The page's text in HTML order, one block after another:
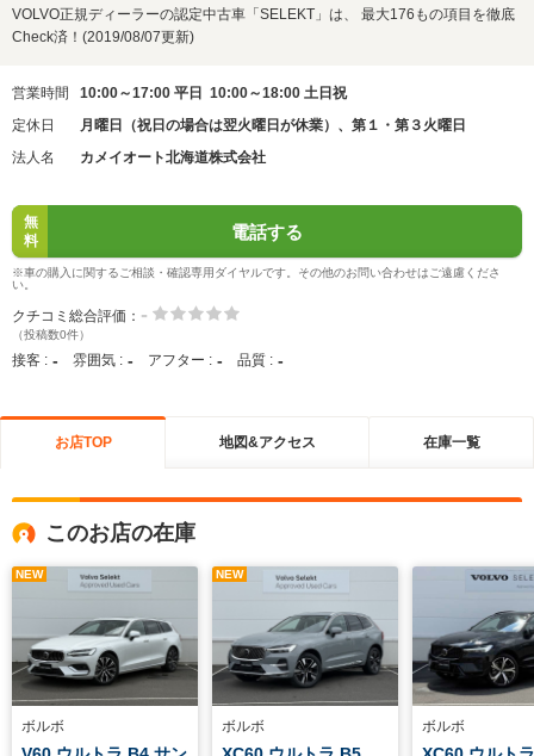
VOLVO正規ディーラーの認定中古車「SELEKT」は、 最大176もの項目を徹底
Check済！(2019/08/07更新)
営業時間
10:00～17:00 平日 10:00～18:00 土日祝
定休日
月曜日（祝日の場合は翌火曜日が休業）、第１・第３火曜日
法人名
カメイオート北海道株式会社
無
料
電話する
※車の購入に関するご相談・確認専用ダイヤルです。その他のお問い合わせはご遠慮くださ
い。
クチコミ総合評価： -
（投稿数0件）
接客 : - 雰囲気 : - アフター : - 品質 : -
お店TOP 地図&アクセス 在庫一覧
このお店の在庫
NEW
ボルボ
NEW
ボルボ ボルボ